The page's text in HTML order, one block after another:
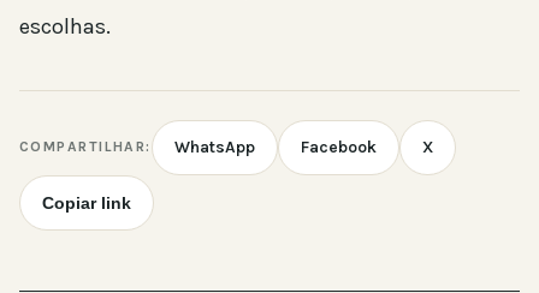
escolhas.
COMPARTILHAR: WhatsApp Facebook X
Copiar link